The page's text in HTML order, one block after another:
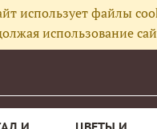
использует файлы
использование